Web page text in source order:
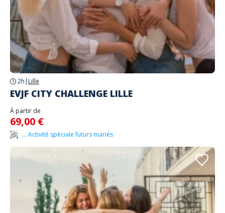
2h | Lille
EVJF CITY CHALLENGE LILLE
À partir de
69,00 €
... Activité spéciale futurs mariés